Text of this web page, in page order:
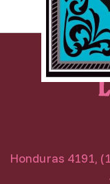
Honduras 4191,